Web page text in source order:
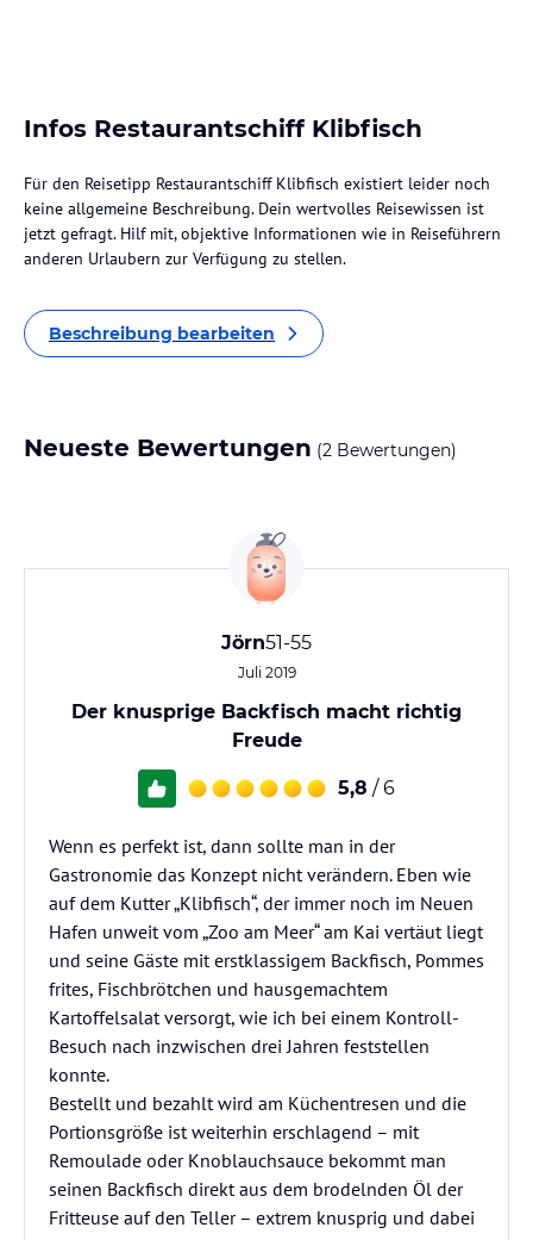
Infos Restaurantschiff Klibfisch
Für den Reisetipp Restaurantschiff Klibfisch existiert leider noch
keine allgemeine Beschreibung. Dein wertvolles Reisewissen ist
jetzt gefragt. Hilf mit, objektive Informationen wie in Reiseführern
anderen Urlaubern zur Verfügung zu stellen.
Beschreibung bearbeiten
Neueste Bewertungen (2 Bewertungen)
Jörn51-55
Juli 2019
Der knusprige Backfisch macht richtig
Freude
5,8 / 6
Wenn es perfekt ist, dann sollte man in der
Gastronomie das Konzept nicht verändern. Eben wie
auf dem Kutter „Klibfisch“, der immer noch im Neuen
Hafen unweit vom „Zoo am Meer“ am Kai vertäut liegt
und seine Gäste mit erstklassigem Backfisch, Pommes
frites, Fischbrötchen und hausgemachtem
Kartoffelsalat versorgt, wie ich bei einem Kontroll-
Besuch nach inzwischen drei Jahren feststellen
konnte.
Bestellt und bezahlt wird am Küchentresen und die
Portionsgröße ist weiterhin erschlagend – mit
Remoulade oder Knoblauchsauce bekommt man
seinen Backfisch direkt aus dem brodelnden Öl der
Fritteuse auf den Teller – extrem knusprig und dabei